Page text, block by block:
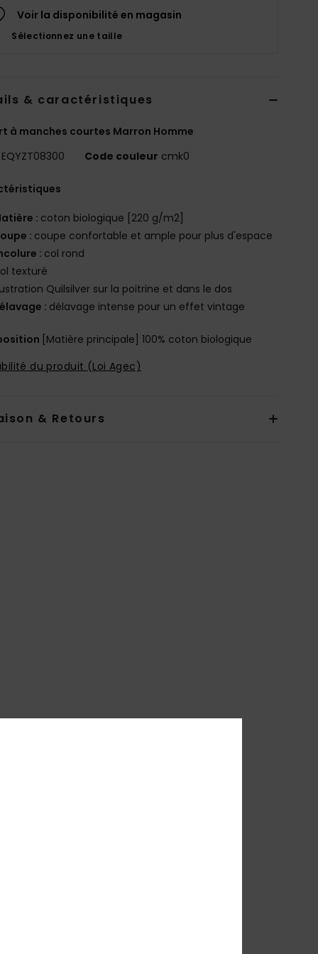
Voir la disponibilité en magasin
Sélectionnez une taille
& caractéristiques
à manches courtes Marron Homme
EQYZT08300 Code couleur cmk0
: coton biologique [220 g/m2]
: coupe confortable et ample pour plus d'espace
: col rond
texturé
Quilsilver sur la poitrine et dans le dos
: délavage intense pour un effet vintage
[Matière principale] 100% coton biologique
du produit (Loi Agec)
& Retours